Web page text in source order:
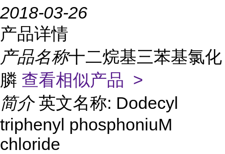
2018-03-26
产品详情
产品名称十二烷基三苯基氯化
膦 查看相似产品 >
简介 英文名称: Dodecyl
triphenyl phosphoniuM
chloride